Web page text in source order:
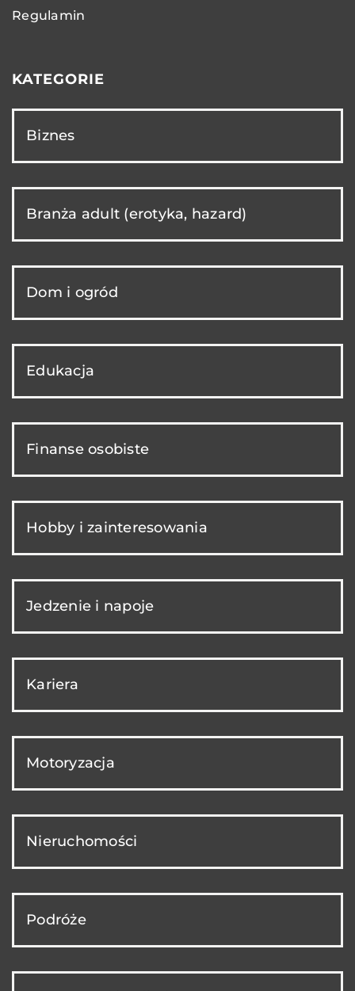
Regulamin
KATEGORIE
Biznes
Branża adult (erotyka, hazard)
Dom i ogród
Edukacja
Finanse osobiste
Hobby i zainteresowania
Jedzenie i napoje
Kariera
Motoryzacja
Nieruchomości
Podróże